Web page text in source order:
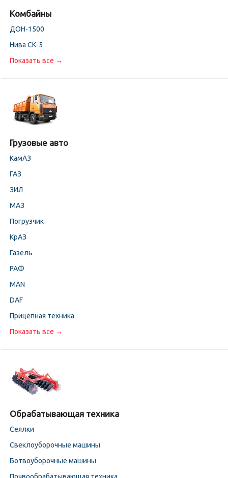
Комбайны
ДОН-1500
Нива СК-5
Показать все →
Грузовые авто
КамАЗ
ГАЗ
ЗИЛ
МАЗ
Погрузчик
КрАЗ
Газель
РАФ
MAN
DAF
Прицепная техника
Показать все →
Обрабатывающая техника
Сеялки
Свеклоуборочные машины
Ботвоуборочные машины